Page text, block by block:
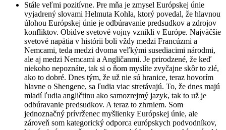
Stále veľmi pozitívne. Pre mňa je zmysel Európskej únie
vyjadrený slovami Helmuta Kohla, ktorý povedal, že hlavnou
úlohou Európskej únie je odbúravanie predsudkov a zdrojov
konfliktov. Obidve svetové vojny vznikli v Európe. Najväčšie
svetové napätia v histórii boli vždy medzi Francúzmi a
Nemcami, teda medzi dvoma veľkými susediacimi národmi,
ale aj medzi Nemcami a Angličanmi. Je prirodzené, že keď
niekoho nepoznáte, tak si o ňom myslíte zvyčajne skôr to zlé,
ako to dobré. Dnes tým, že už nie sú hranice, teraz hovorím
hlavne o Shengene, sa ľudia viac stretávajú. To, že dnes majú
mladí ľudia angličtinu ako samozrejmý jazyk, tak to už je
odbúravanie predsudkov. A teraz to zhrniem. Som
jednoznačný prívrženec myšlienky Európskej únie, ale
zároveň som kategorický odporca európskych podvodníkov,